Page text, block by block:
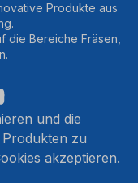
Produkte aus
die Bereiche Fräsen,
und die
zu
akzeptieren.